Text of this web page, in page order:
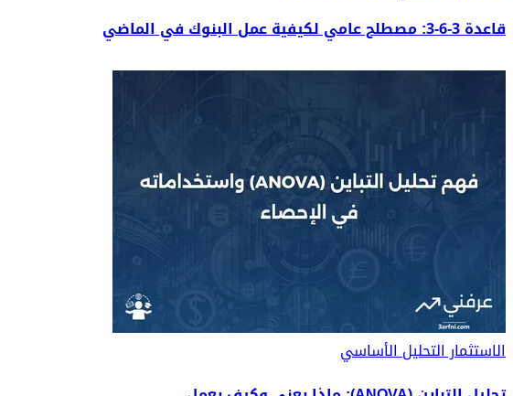
قاعدة 3-6-3: مصطلح عامي لكيفية عمل البنوك في الماضي
الاستثمارالتحليل الأساسي